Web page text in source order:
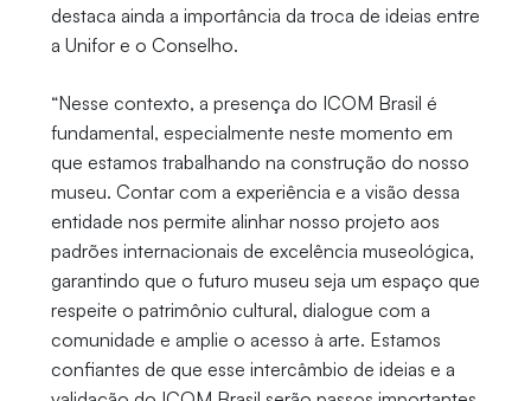
destaca ainda a importância da troca de ideias entre
a Unifor e o Conselho.
“Nesse contexto, a presença do ICOM Brasil é
fundamental, especialmente neste momento em
que estamos trabalhando na construção do nosso
museu. Contar com a experiência e a visão dessa
entidade nos permite alinhar nosso projeto aos
padrões internacionais de excelência museológica,
garantindo que o futuro museu seja um espaço que
respeite o patrimônio cultural, dialogue com a
comunidade e amplie o acesso à arte. Estamos
confiantes de que esse intercâmbio de ideias e a